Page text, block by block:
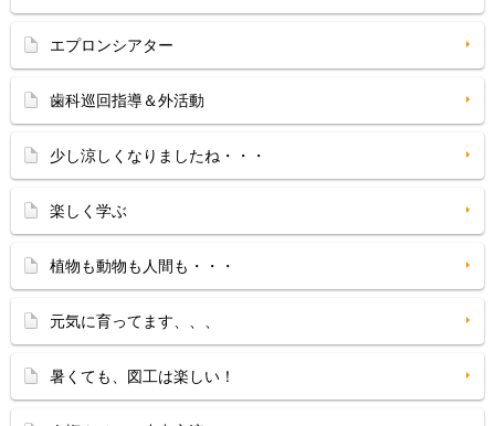
エプロンシアター
歯科巡回指導＆外活動
少し涼しくなりましたね・・・
楽しく学ぶ
植物も動物も人間も・・・
元気に育ってます、、、
暑くても、図工は楽しい！